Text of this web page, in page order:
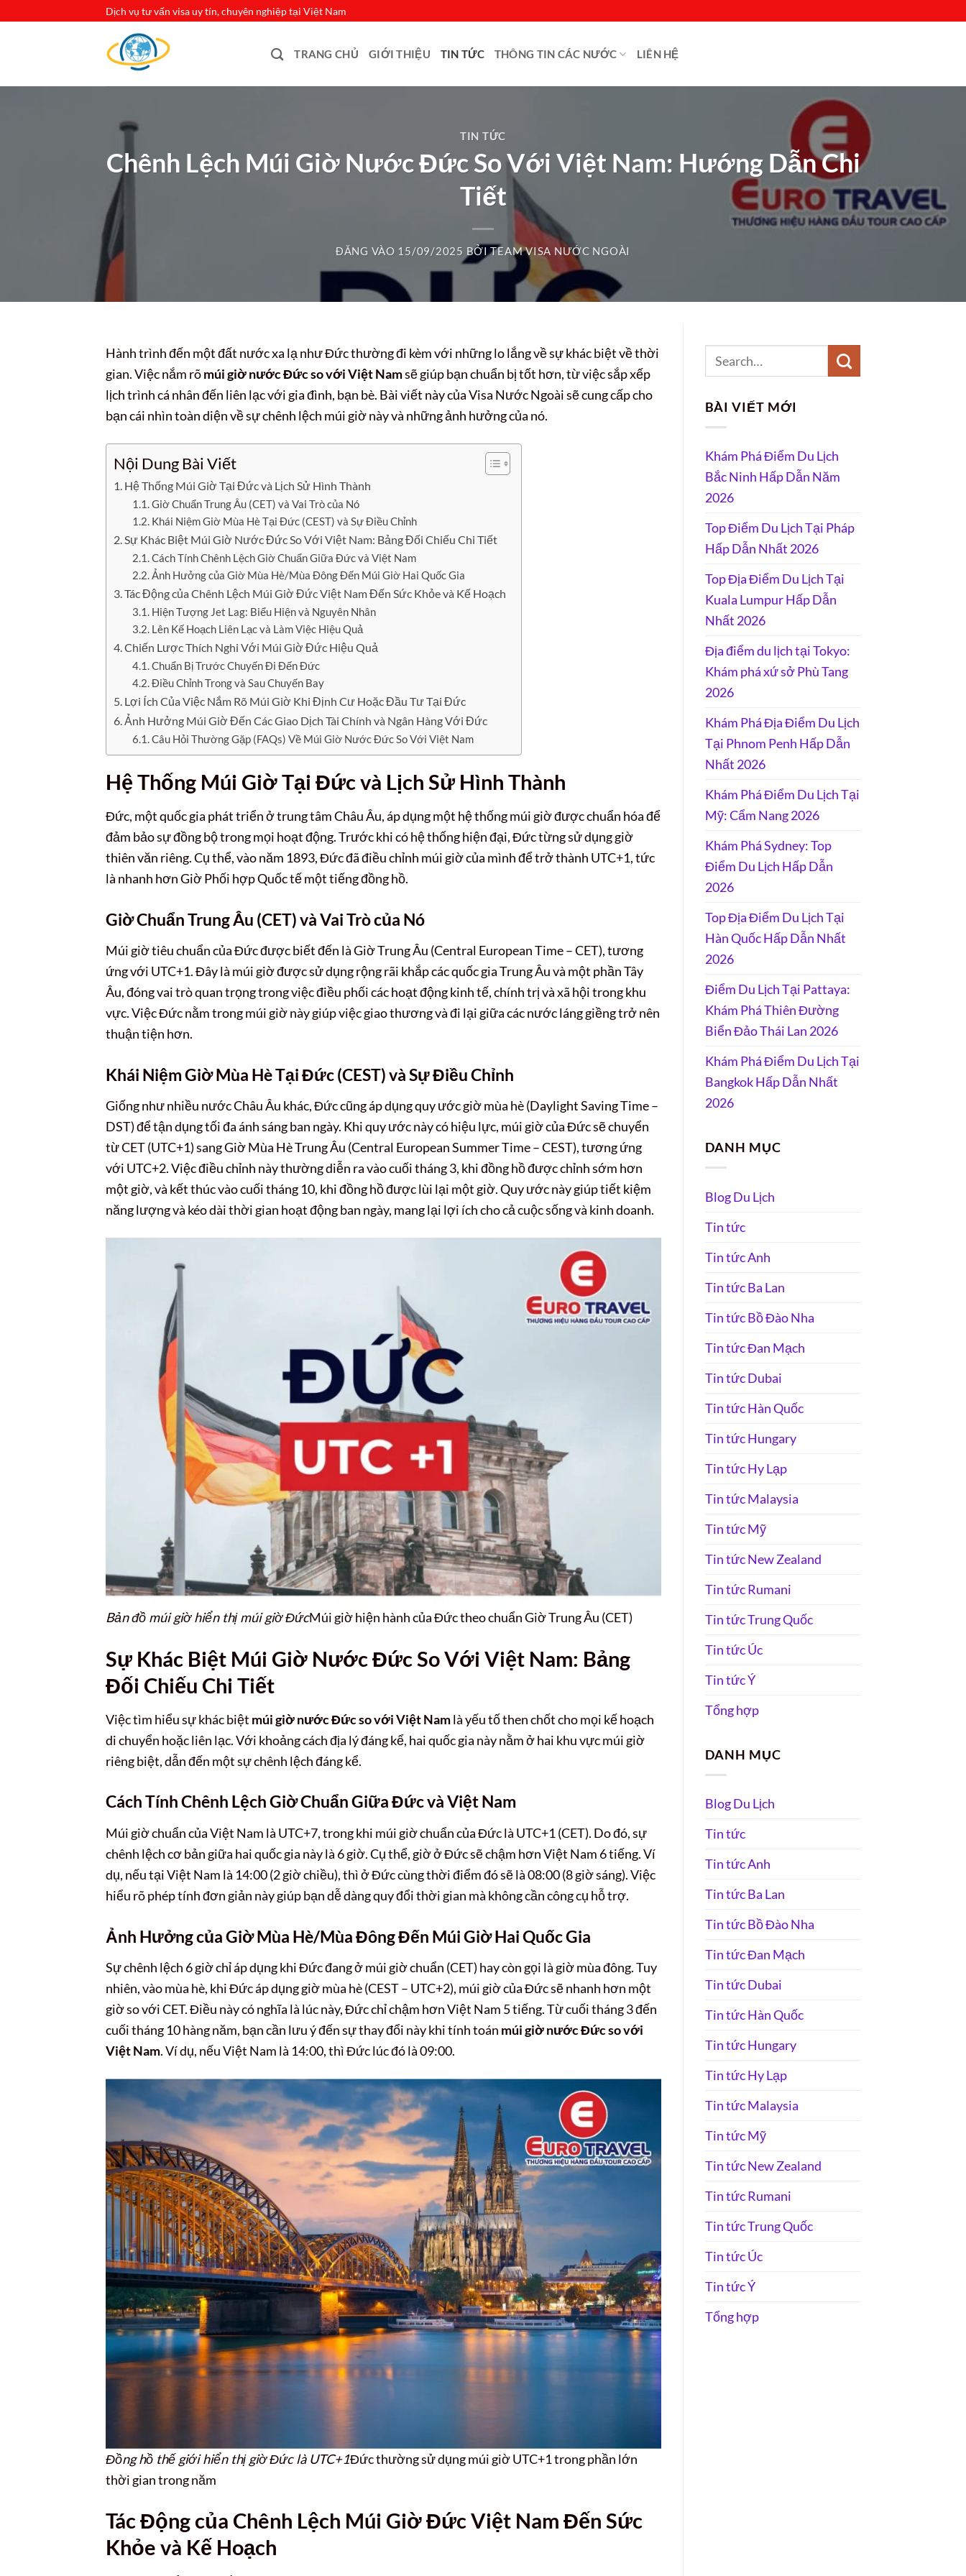
Dịch vụ tư vấn visa uy tín, chuyên nghiệp tại Việt Nam
TRANG CHỦ GIỚI THIỆU TIN TỨC THÔNG TIN CÁC NƯỚC LIÊN HỆ
TIN TỨC
Chênh Lệch Múi Giờ Nước Đức So Với Việt Nam: Hướng Dẫn Chi
Tiết
ĐĂNG VÀO 15/09/2025 BỞITEAM VISA NƯỚC NGOÀI
Hành trình đến một đất nước xa lạ như Đức thường đi kèm với những lo lắng về sự khác biệt về thời
gian. Việc nắm rõmúi giờ nước Đức so với Việt Namsẽ giúp bạn chuẩn bị tốt hơn, từ việc sắp xếp
lịch trình cá nhân đến liên lạc với gia đình, bạn bè. Bài viết này của Visa Nước Ngoài sẽ cung cấp cho
bạn cái nhìn toàn diện về sự chênh lệch múi giờ này và những ảnh hưởng của nó.
Nội Dung Bài Viết
Hệ Thống Múi Giờ Tại Đức và Lịch Sử Hình Thành
Giờ Chuẩn Trung Âu (CET) và Vai Trò của Nó
Khái Niệm Giờ Mùa Hè Tại Đức (CEST) và Sự Điều Chỉnh
Sự Khác Biệt Múi Giờ Nước Đức So Với Việt Nam: Bảng Đối Chiếu Chi Tiết
Cách Tính Chênh Lệch Giờ Chuẩn Giữa Đức và Việt Nam
Ảnh Hưởng của Giờ Mùa Hè/Mùa Đông Đến Múi Giờ Hai Quốc Gia
Tác Động của Chênh Lệch Múi Giờ Đức Việt Nam Đến Sức Khỏe và Kế Hoạch
Hiện Tượng Jet Lag: Biểu Hiện và Nguyên Nhân
Lên Kế Hoạch Liên Lạc và Làm Việc Hiệu Quả
Chiến Lược Thích Nghi Với Múi Giờ Đức Hiệu Quả
Chuẩn Bị Trước Chuyến Đi Đến Đức
Điều Chỉnh Trong và Sau Chuyến Bay
Lợi Ích Của Việc Nắm Rõ Múi Giờ Khi Định Cư Hoặc Đầu Tư Tại Đức
Ảnh Hưởng Múi Giờ Đến Các Giao Dịch Tài Chính và Ngân Hàng Với Đức
Câu Hỏi Thường Gặp (FAQs) Về Múi Giờ Nước Đức So Với Việt Nam
Hệ Thống Múi Giờ Tại Đức và Lịch Sử Hình Thành
Đức, một quốc gia phát triển ở trung tâm Châu Âu, áp dụng một hệ thống múi giờ được chuẩn hóa để
đảm bảo sự đồng bộ trong mọi hoạt động. Trước khi có hệ thống hiện đại, Đức từng sử dụng giờ
thiên văn riêng. Cụ thể, vào năm 1893, Đức đã điều chỉnh múi giờ của mình để trở thành UTC+1, tức
là nhanh hơn Giờ Phối hợp Quốc tế một tiếng đồng hồ.
Giờ Chuẩn Trung Âu (CET) và Vai Trò của Nó
Múi giờ tiêu chuẩn của Đức được biết đến là Giờ Trung Âu (Central European Time – CET), tương
ứng với UTC+1. Đây là múi giờ được sử dụng rộng rãi khắp các quốc gia Trung Âu và một phần Tây
Âu, đóng vai trò quan trọng trong việc điều phối các hoạt động kinh tế, chính trị và xã hội trong khu
vực. Việc Đức nằm trong múi giờ này giúp việc giao thương và đi lại giữa các nước láng giềng trở nên
thuận tiện hơn.
Khái Niệm Giờ Mùa Hè Tại Đức (CEST) và Sự Điều Chỉnh
Giống như nhiều nước Châu Âu khác, Đức cũng áp dụng quy ước giờ mùa hè (Daylight Saving Time –
DST) để tận dụng tối đa ánh sáng ban ngày. Khi quy ước này có hiệu lực, múi giờ của Đức sẽ chuyển
từ CET (UTC+1) sang Giờ Mùa Hè Trung Âu (Central European Summer Time – CEST), tương ứng
với UTC+2. Việc điều chỉnh này thường diễn ra vào cuối tháng 3, khi đồng hồ được chỉnh sớm hơn
một giờ, và kết thúc vào cuối tháng 10, khi đồng hồ được lùi lại một giờ. Quy ước này giúp tiết kiệm
năng lượng và kéo dài thời gian hoạt động ban ngày, mang lại lợi ích cho cả cuộc sống và kinh doanh.
Bản đồ múi giờ hiển thị múi giờ ĐứcMúi giờ hiện hành của Đức theo chuẩn Giờ Trung Âu (CET)
Sự Khác Biệt Múi Giờ Nước Đức So Với Việt Nam: Bảng
Đối Chiếu Chi Tiết
Việc tìm hiểu sự khác biệt múi giờ nước Đức so với Việt Namlà yếu tố then chốt cho mọi kế hoạch
di chuyển hoặc liên lạc. Với khoảng cách địa lý đáng kể, hai quốc gia này nằm ở hai khu vực múi giờ
riêng biệt, dẫn đến một sự chênh lệch đáng kể.
Cách Tính Chênh Lệch Giờ Chuẩn Giữa Đức và Việt Nam
Múi giờ chuẩn của Việt Nam là UTC+7, trong khi múi giờ chuẩn của Đức là UTC+1 (CET). Do đó, sự
chênh lệch cơ bản giữa hai quốc gia này là 6 giờ. Cụ thể, giờ ở Đức sẽ chậm hơn Việt Nam 6 tiếng. Ví
dụ, nếu tại Việt Nam là 14:00 (2 giờ chiều), thì ở Đức cùng thời điểm đó sẽ là 08:00 (8 giờ sáng). Việc
hiểu rõ phép tính đơn giản này giúp bạn dễ dàng quy đổi thời gian mà không cần công cụ hỗ trợ.
Ảnh Hưởng của Giờ Mùa Hè/Mùa Đông Đến Múi Giờ Hai Quốc Gia
Sự chênh lệch 6 giờ chỉ áp dụng khi Đức đang ở múi giờ chuẩn (CET) hay còn gọi là giờ mùa đông. Tuy
nhiên, vào mùa hè, khi Đức áp dụng giờ mùa hè (CEST – UTC+2), múi giờ của Đức sẽ nhanh hơn một
giờ so với CET. Điều này có nghĩa là lúc này, Đức chỉ chậm hơn Việt Nam 5 tiếng. Từ cuối tháng 3 đến
cuối tháng 10 hàng năm, bạn cần lưu ý đến sự thay đổi này khi tính toán múi giờ nước Đức so với
Việt Nam. Ví dụ, nếu Việt Nam là 14:00, thì Đức lúc đó là 09:00.
Đồng hồ thế giới hiển thị giờ Đức là UTC+1Đức thường sử dụng múi giờ UTC+1 trong phần lớn
thời gian trong năm
Tác Động của Chênh Lệch Múi Giờ Đức Việt Nam Đến Sức
Khỏe và Kế Hoạch
BÀI VIẾT MỚI
Khám Phá Điểm Du Lịch
Bắc Ninh Hấp Dẫn Năm
2026
Top Điểm Du Lịch Tại Pháp
Hấp Dẫn Nhất 2026
Top Địa Điểm Du Lịch Tại
Kuala Lumpur Hấp Dẫn
Nhất 2026
Địa điểm du lịch tại Tokyo:
Khám phá xứ sở Phù Tang
2026
Khám Phá Địa Điểm Du Lịch
Tại Phnom Penh Hấp Dẫn
Nhất 2026
Khám Phá Điểm Du Lịch Tại
Mỹ: Cẩm Nang 2026
Khám Phá Sydney: Top
Điểm Du Lịch Hấp Dẫn
2026
Top Địa Điểm Du Lịch Tại
Hàn Quốc Hấp Dẫn Nhất
2026
Điểm Du Lịch Tại Pattaya:
Khám Phá Thiên Đường
Biển Đảo Thái Lan 2026
Khám Phá Điểm Du Lịch Tại
Bangkok Hấp Dẫn Nhất
2026
DANH MỤC
Blog Du Lịch
Tin tức
Tin tức Anh
Tin tức Ba Lan
Tin tức Bồ Đào Nha
Tin tức Đan Mạch
Tin tức Dubai
Tin tức Hàn Quốc
Tin tức Hungary
Tin tức Hy Lạp
Tin tức Malaysia
Tin tức Mỹ
Tin tức New Zealand
Tin tức Rumani
Tin tức Trung Quốc
Tin tức Úc
Tin tức Ý
Tổng hợp
DANH MỤC
Blog Du Lịch
Tin tức
Tin tức Anh
Tin tức Ba Lan
Tin tức Bồ Đào Nha
Tin tức Đan Mạch
Tin tức Dubai
Tin tức Hàn Quốc
Tin tức Hungary
Tin tức Hy Lạp
Tin tức Malaysia
Tin tức Mỹ
Tin tức New Zealand
Tin tức Rumani
Tin tức Trung Quốc
Tin tức Úc
Tin tức Ý
Tổng hợp